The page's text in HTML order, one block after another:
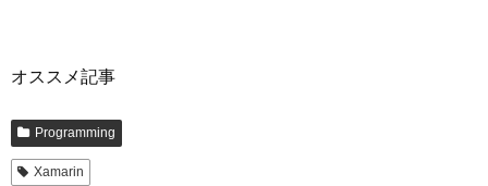
オススメ記事
Programming
Xamarin